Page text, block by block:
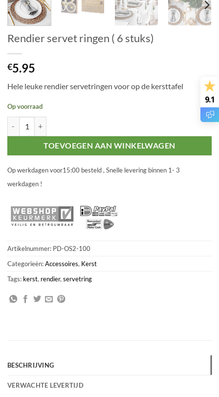
Rendier servet ringen ( 6 stuks)
€5.95
Hele leuke rendier servetringen voor op de kersttafel
Op voorraad
TOEVOEGEN AAN WINKELWAGEN
Op werkdagen voor15:00 besteld , Snelle levering binnen 1- 3
werkdagen !
Artikelnummer: PD-OS2-100
Categorieën:Accessoires, Kerst
Tags: kerst, rendier, servetring
BESCHRIJVING
VERWACHTE LEVERTIJD
9.1